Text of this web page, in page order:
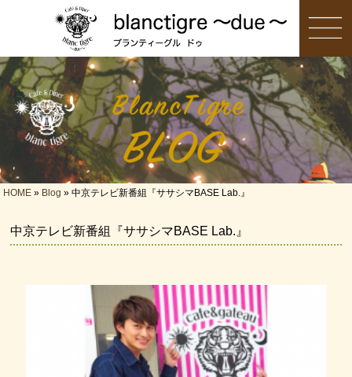
HOME » Blog » 中京テレビ新番組『ササシマBASE Lab.』
中京テレビ新番組『ササシマBASE Lab.』